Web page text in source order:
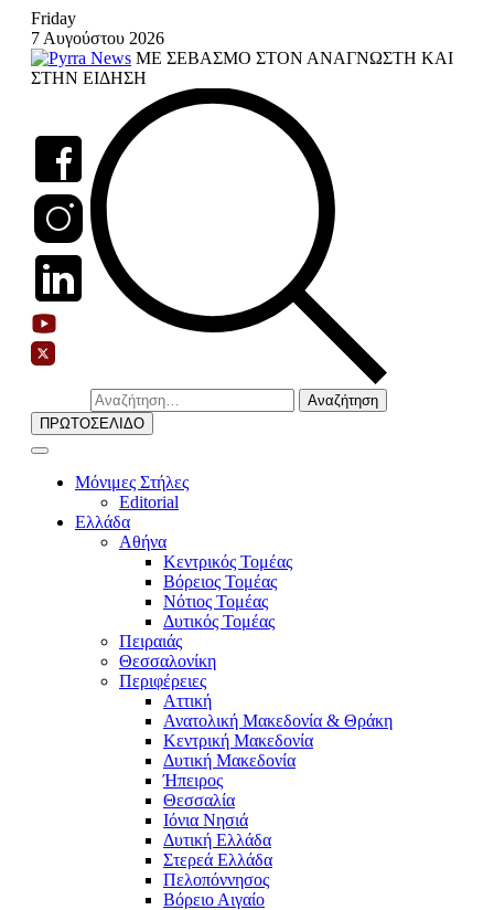
Skip
content
Friday
7 Αυγούστου 2026
ΜΕ ΣΕΒΑΣΜΟ ΣΤΟΝ ΑΝΑΓΝΩΣΤΗ ΚΑΙ
ΣΤΗΝ ΕΙΔΗΣΗ
Αναζήτηση
για:
ΠΡΩΤΟΣΕΛΙΔΟ
Μόνιμες Στήλες
Editorial
Ελλάδα
Αθήνα
Κεντρικός Τομέας
Βόρειος Τομέας
Νότιος Τομέας
Δυτικός Τομέας
Πειραιάς
Θεσσαλονίκη
Περιφέρειες
Αττική
Ανατολική Μακεδονία & Θράκη
Κεντρική Μακεδονία
Δυτική Μακεδονία
Ήπειρος
Θεσσαλία
Ιόνια Νησιά
Δυτική Ελλάδα
Στερεά Ελλάδα
Πελοπόννησος
Βόρειο Αιγαίο